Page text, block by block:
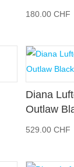
180.00CHF
Diana
Outlaw
529.00CHF